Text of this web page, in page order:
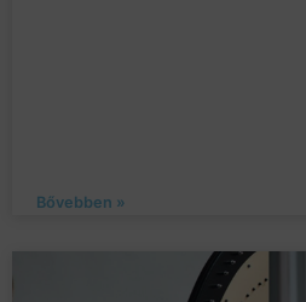
Bővebben »